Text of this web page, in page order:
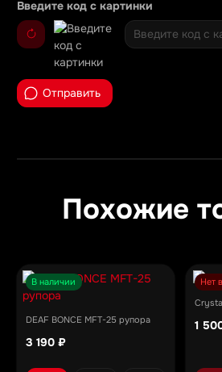
Введите код с картинки
Отправить
Похожие
В наличии
DEAF BONCE MFT-25 рупора
3 190 ₽
Нет
1